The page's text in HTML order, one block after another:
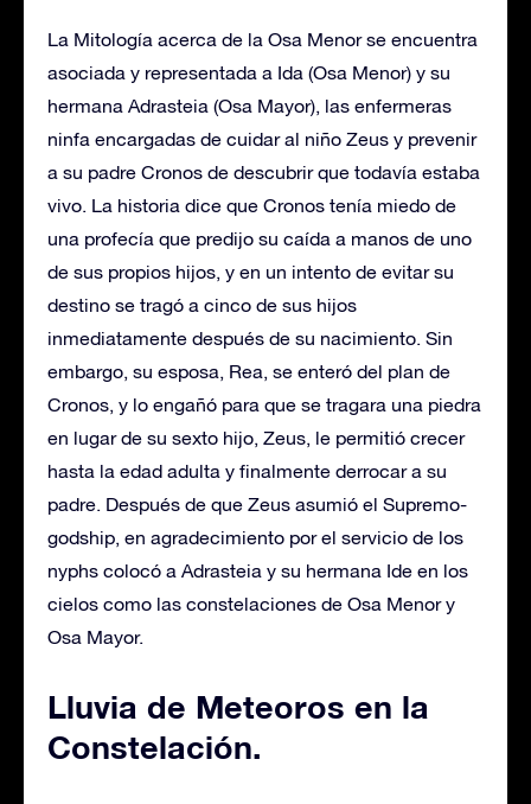
La Mitología acerca de la Osa Menor se encuentra
asociada y representada a Ida (Osa Menor) y su
hermana Adrasteia (Osa Mayor), las enfermeras
ninfa encargadas de cuidar al niño Zeus y prevenir
a su padre Cronos de descubrir que todavía estaba
vivo. La historia dice que Cronos tenía miedo de
una profecía que predijo su caída a manos de uno
de sus propios hijos, y en un intento de evitar su
destino se tragó a cinco de sus hijos
inmediatamente después de su nacimiento. Sin
embargo, su esposa, Rea, se enteró del plan de
Cronos, y lo engañó para que se tragara una piedra
en lugar de su sexto hijo, Zeus, le permitió crecer
hasta la edad adulta y finalmente derrocar a su
padre. Después de que Zeus asumió el Supremo-
godship, en agradecimiento por el servicio de los
nyphs colocó a Adrasteia y su hermana Ide en los
cielos como las constelaciones de Osa Menor y
Osa Mayor.
Lluvia de Meteoros en la
Constelación.